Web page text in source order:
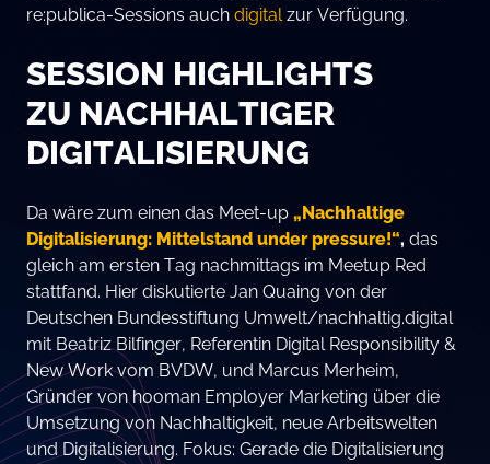
re:publica-Sessions auch digital zur Verfügung.
SESSION HIGHLIGHTS
ZU NACHHALTIGER
DIGITALISIERUNG
Da wäre zum einen das Meet-up „Nachhaltige
Digitalisierung: Mittelstand under pressure!“, das
gleich am ersten Tag nachmittags im Meetup Red
stattfand. Hier diskutierte Jan Quaing von der
Deutschen Bundesstiftung Umwelt/nachhaltig.digital
mit Beatriz Bilfinger, Referentin Digital Responsibility &
New Work vom BVDW, und Marcus Merheim,
Gründer von hooman Employer Marketing über die
Umsetzung von Nachhaltigkeit, neue Arbeitswelten
und Digitalisierung. Fokus: Gerade die Digitalisierung